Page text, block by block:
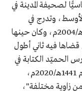
لصحيفة المدينة في
وتدرج في
المناصب حتى أصبح رئيسًا للتحرير عام 1425هـ/2004م، وكان حينها
فيه ثاني أطول
انتهت عام 1434هـ/2013م. مارس الحميّد الكتابة في
السياسة المحلية والإقليمية والعالمية، وفي عام 1441هـ/2020م،
زاوية مختلفة"،